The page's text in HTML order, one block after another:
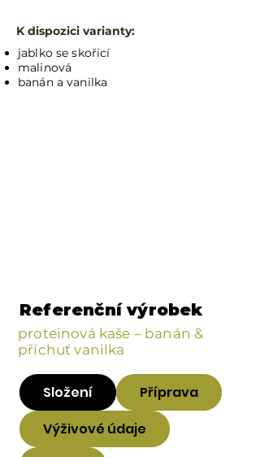
K dispozici varianty​:
jablko se skořicí
malinová
banán a vanilka
Referenční výrobek
proteinová kaše – banán &
příchuť vanilka
Složení
Příprava
Výživové údaje